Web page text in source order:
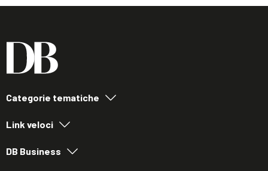
Categorie tematiche
Link veloci
DB Business